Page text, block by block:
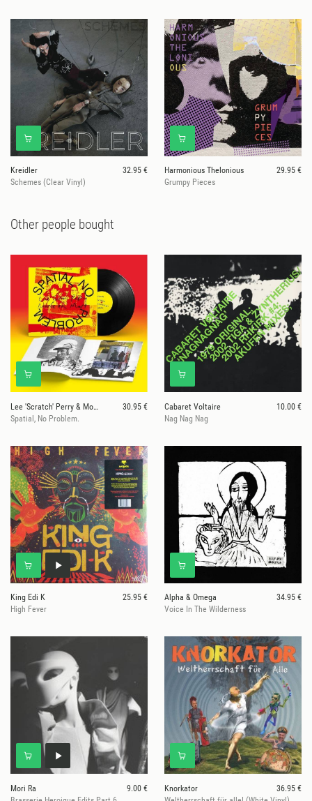
Kreidler
32.95 €
Schemes (Clear Vinyl)
Harmonious Thelonious
29.95 €
Grumpy Pieces
Other people bought
Lee 'Scratch' Perry & Mouse on Mars
30.95 €
Spatial, No Problem.
Cabaret Voltaire
10.00 €
Nag Nag Nag
King Edi K
25.95 €
High Fever
Alpha & Omega
34.95 €
Voice In The Wilderness
Mori Ra
9.00 €
Knorkator
36.95 €